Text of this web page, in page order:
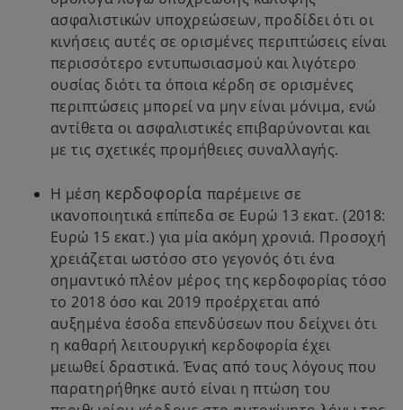
ασφαλιστικών υποχρεώσεων, προδίδει ότι οι
κινήσεις αυτές σε ορισμένες περιπτώσεις είναι
περισσότερο εντυπωσιασμού και λιγότερο
ουσίας διότι τα όποια κέρδη σε ορισμένες
περιπτώσεις μπορεί να μην είναι μόνιμα, ενώ
αντίθετα οι ασφαλιστικές επιβαρύνονται και
με τις σχετικές προμήθειες συναλλαγής.
H μέση κερδοφορία παρέμεινε σε
ικανοποιητικά επίπεδα σε Ευρώ 13 εκατ. (2018:
Ευρώ 15 εκατ.) για μία ακόμη χρονιά. Προσοχή
χρειάζεται ωστόσο στο γεγονός ότι ένα
σημαντικό πλέον μέρος της κερδοφορίας τόσο
το 2018 όσο και 2019 προέρχεται από
αυξημένα έσοδα επενδύσεων που δείχνει ότι
η καθαρή λειτουργική κερδοφορία έχει
μειωθεί δραστικά. Ένας από τους λόγους που
παρατηρήθηκε αυτό είναι η πτώση του